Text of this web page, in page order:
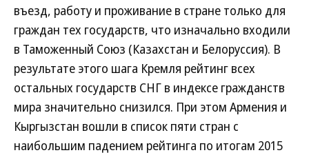
въезд, работу и проживание в стране только для
граждан тех государств, что изначально входили
в Таможенный Союз (Казахстан и Белоруссия). В
результате этого шага Кремля рейтинг всех
остальных государств СНГ в индексе гражданств
мира значительно снизился. При этом Армения и
Кыргызстан вошли в список пяти стран с
наибольшим падением рейтинга по итогам 2015